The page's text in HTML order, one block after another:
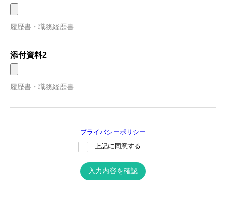
履歴書・職務経歴書
添付資料2
履歴書・職務経歴書
プライバシーポリシー
上記に同意する
入力内容を確認